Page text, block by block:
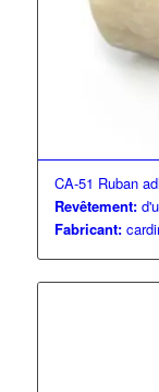
CA-51 Ruban
Revêtement:
Fabricant: